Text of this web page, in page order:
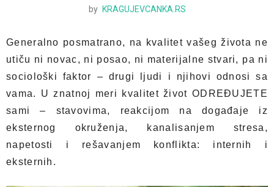
by KRAGUJEVCANKA.RS
Generalno posmatrano, na kvalitet vašeg života ne
utiču ni novac, ni posao, ni materijalne stvari, pa ni
sociološki faktor – drugi ljudi i njihovi odnosi sa
vama. U znatnoj meri kvalitet život ODREĐUJETE
sami – stavovima, reakcijom na događaje iz
eksternog okruženja, kanalisanjem stresa,
napetosti i rešavanjem konflikta: internih i
eksternih.